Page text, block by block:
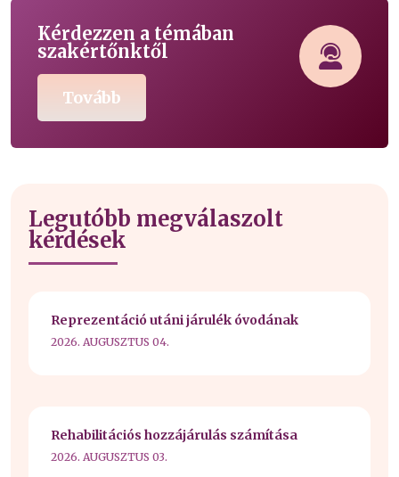
Kérdezzen a témában
szakértőnktől
Tovább
Legutóbb megválaszolt
kérdések
Reprezentáció utáni járulék óvodának
2026. AUGUSZTUS 04.
Rehabilitációs hozzájárulás számítása
2026. AUGUSZTUS 03.